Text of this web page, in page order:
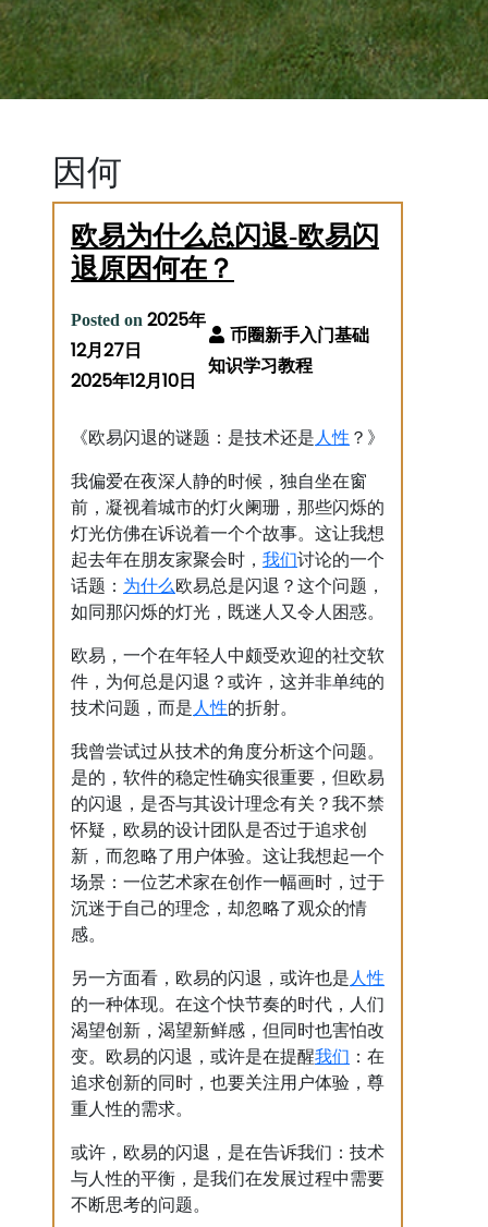
因何
欧易为什么总闪退-欧易闪
退原因何在？
Posted on 2025年
12月27日
2025年12月10日
《欧易闪退的谜题：是技术还是人性 ？》
我偏爱在夜深人静的时候，独自坐在窗
前，凝视着城市的灯火阑珊，那些闪烁的
灯光仿佛在诉说着一个个故事。这让我想
起去年在朋友家聚会时， 我们讨论的一个
话题： 为什么欧易总是闪退？这个问题，
如同那闪烁的灯光，既迷人又令人困惑。
欧易，一个在年轻人中颇受欢迎的社交软
件，为何总是闪退？或许，这并非单纯的
技术问题，而是人性的折射。
我曾尝试过从技术的角度分析这个问题。
是的，软件的稳定性确实很重要，但欧易
的闪退，是否与其设计理念有关？我不禁
怀疑，欧易的设计团队是否过于追求创
新，而忽略了用户体验。这让我想起一个
场景：一位艺术家在创作一幅画时，过于
沉迷于自己的理念，却忽略了观众的情
感。
另一方面看，欧易的闪退，或许也是人性
的一种体现。在这个快节奏的时代，人们
渴望创新，渴望新鲜感，但同时也害怕改
变。欧易的闪退，或许是在提醒我们 ：在
追求创新的同时，也要关注用户体验，尊
重人性的需求。
或许，欧易的闪退，是在告诉我们：技术
与人性的平衡，是我们在发展过程中需要
不断思考的问题。